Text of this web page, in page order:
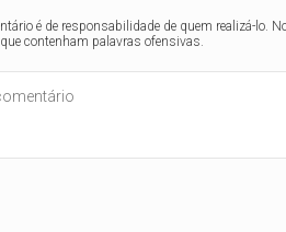
é de responsabilidade de quem realizá-lo.
contenham palavras ofensivas.